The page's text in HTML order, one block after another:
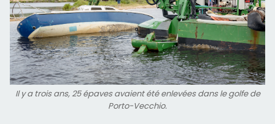
Il y a trois ans, 25 épaves avaient été enlevées dans le golfe de
Porto-Vecchio.